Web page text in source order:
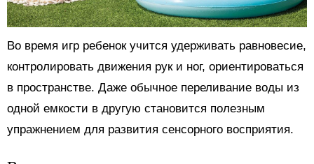
Во время игр ребенок учится удерживать равновесие,
контролировать движения рук и ног, ориентироваться
в пространстве. Даже обычное переливание воды из
одной емкости в другую становится полезным
упражнением для развития сенсорного восприятия.